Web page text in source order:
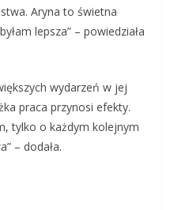
Aryna to świetna
lepsza” – powiedziała
wydarzeń w jej
praca przynosi efekty.
tylko o każdym kolejnym
– dodała.